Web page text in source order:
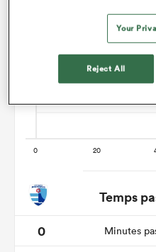
Temps
0
Minutes
Your
Reject All